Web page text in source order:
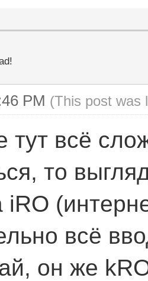
PM (This post was
тут всё
то
iRO
всё
он же